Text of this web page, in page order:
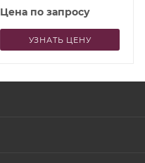
Цена по запросу
УЗНАТЬ ЦЕНУ